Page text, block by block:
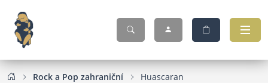
Rock a Pop zahraniční Huascaran